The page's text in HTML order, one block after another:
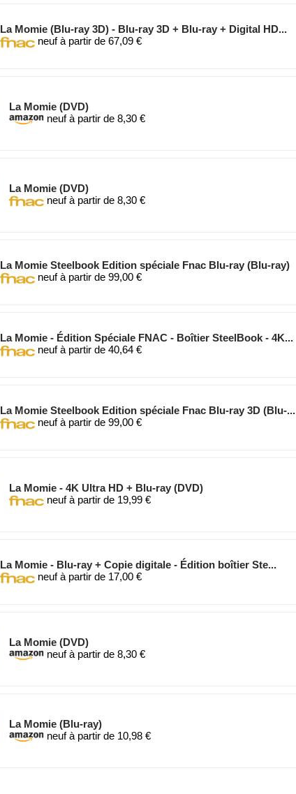
La Momie (Blu-ray 3D) - Blu-ray 3D + Blu-ray + Digital HD...
neuf à partir de 67,09 €
La Momie (DVD)
neuf à partir de 8,30 €
La Momie (DVD)
neuf à partir de 8,30 €
La Momie Steelbook Edition spéciale Fnac Blu-ray (Blu-ray)
neuf à partir de 99,00 €
La Momie - Édition Spéciale FNAC - Boîtier SteelBook - 4K...
neuf à partir de 40,64 €
La Momie Steelbook Edition spéciale Fnac Blu-ray 3D (Blu-...
neuf à partir de 99,00 €
La Momie - 4K Ultra HD + Blu-ray (DVD)
neuf à partir de 19,99 €
La Momie - Blu-ray + Copie digitale - Édition boîtier Ste...
neuf à partir de 17,00 €
La Momie (DVD)
neuf à partir de 8,30 €
La Momie (Blu-ray)
neuf à partir de 10,98 €